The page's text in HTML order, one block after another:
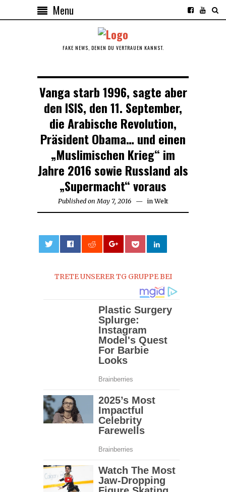
Menu
FAKE NEWS, DENEN DU VERTRAUEN KANNST.
Vanga starb 1996, sagte aber
den ISIS, den 11. September,
die Arabische Revolution,
Präsident Obama… und einen
„Muslimischen Krieg“ im
Jahre 2016 sowie Russland als
„Supermacht“ voraus
Published on May 7, 2016May in Welt
TRETE UNSERER TG GRUPPE BEI